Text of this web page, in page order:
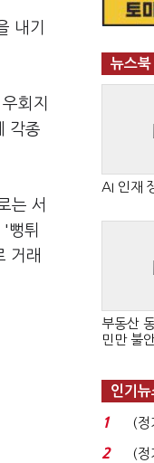
내기
회지
각종
는 서
뻥튀
거래
뉴스북
AI 인재
부동산
민만 불
인기뉴
1
(정
청
2
(정